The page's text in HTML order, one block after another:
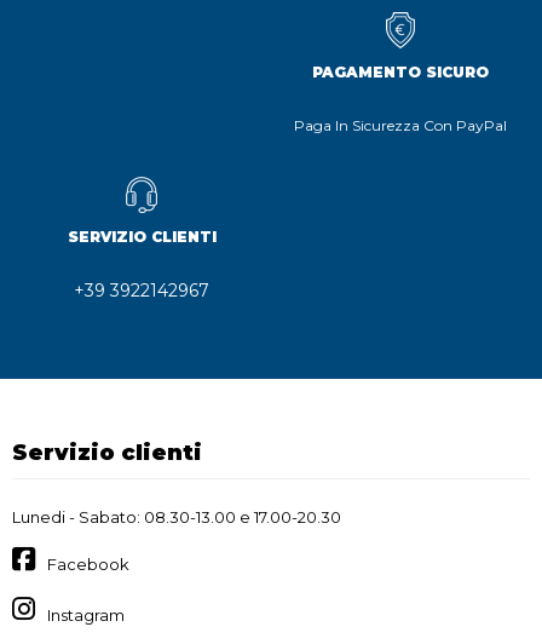
PAGAMENTO SICURO
Paga In Sicurezza Con PayPal
SERVIZIO CLIENTI
+39 3922142967
Servizio clienti
Lunedi - Sabato: 08.30-13.00 e 17.00-20.30
Facebook
Instagram